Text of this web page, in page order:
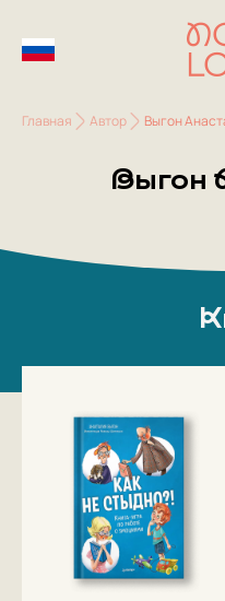
Главная Автор Выгон
Выгон